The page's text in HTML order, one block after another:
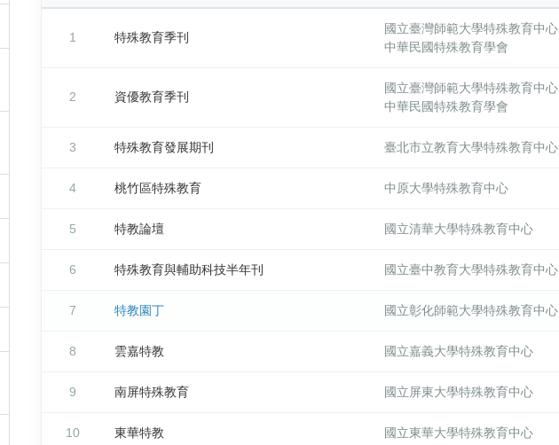
1 特殊教育季刊
國立臺灣師範大學特殊教育中心
中華民國特殊教育學會
2 資優教育季刊
國立臺灣師範大學特殊教育中心
中華民國特殊教育學會
3 特殊教育發展期刊 臺北市立教育大學特殊教育中心
4 桃竹區特殊教育 中原大學特殊教育中心
5 特教論壇 國立清華大學特殊教育中心
6 特殊教育與輔助科技半年刊 國立臺中教育大學特殊教育中心
7 特教園丁 國立彰化師範大學特殊教育中心
8 雲嘉特教 國立嘉義大學特殊教育中心
9 南屏特殊教育 國立屏東大學特殊教育中心
10 東華特教 國立東華大學特殊教育中心